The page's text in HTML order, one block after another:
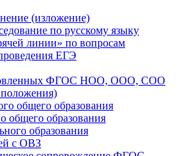
(изложение)
по русскому языку
линии» по вопросам
ЕГЭ
ФГОС НОО, ООО, СОО
общего образования
общего образования
образования
с ОВЗ